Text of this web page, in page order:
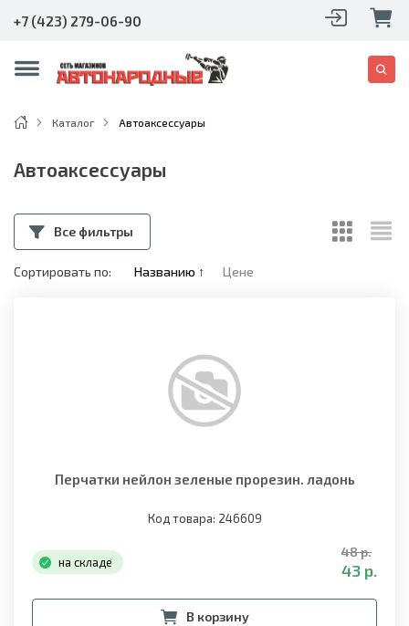
+7 (423) 279-06-90
Каталог Автоаксессуары
Автоаксессуары
Все фильтры
Сортировать по: Названию ↑ Цене
Перчатки нейлон зеленые прорезин. ладонь
Код товара: 246609
на складе
48 р.
43 р.
В корзину